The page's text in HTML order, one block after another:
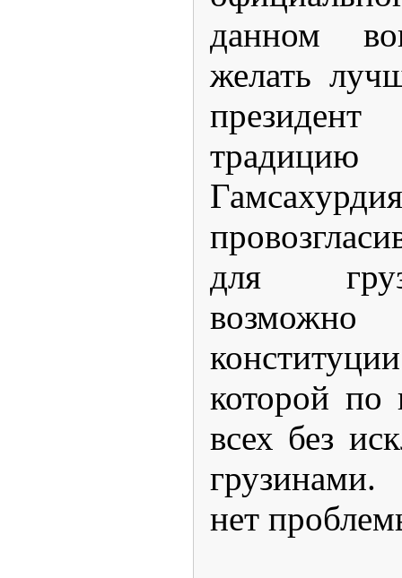
данном
желать
для
которой
всех без
нет